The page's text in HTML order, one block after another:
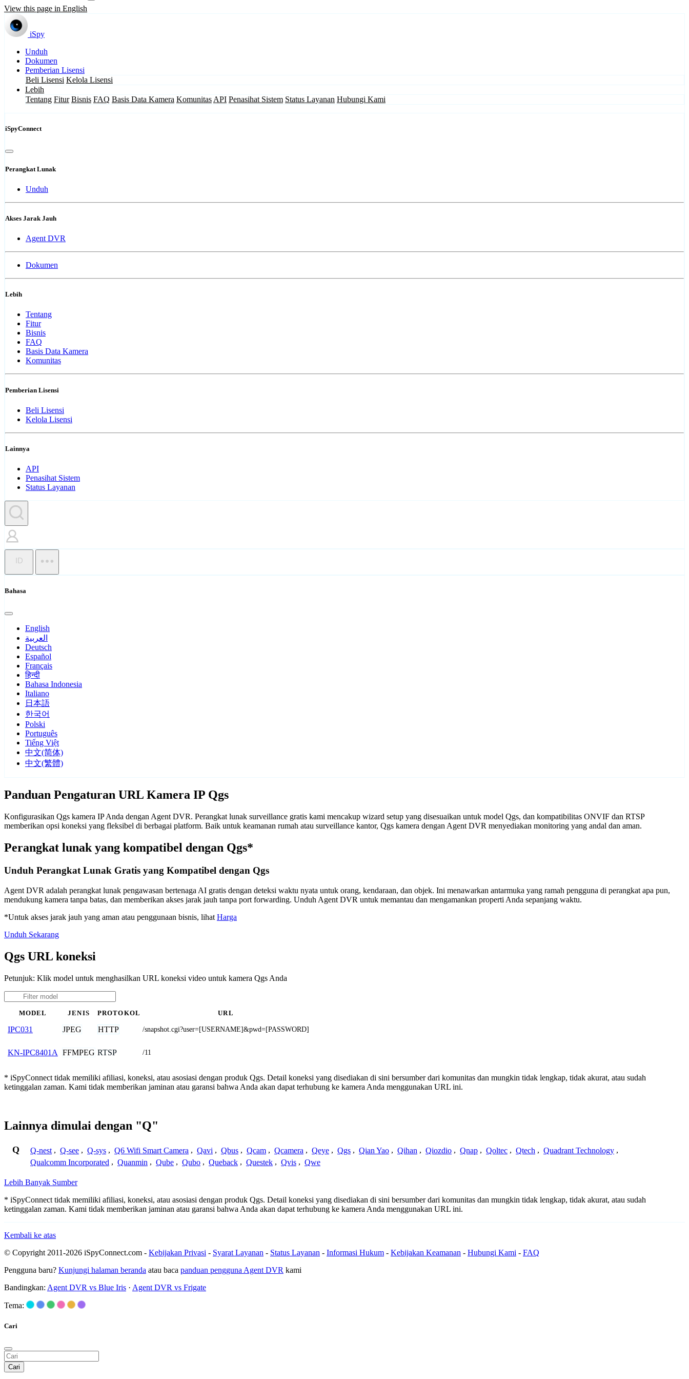
View this page in English
iSpy
Unduh
Dokumen
Pemberian Lisensi
Beli Lisensi Kelola Lisensi
Lebih
Tentang Fitur Bisnis FAQ Basis Data Kamera Komunitas API Penasihat Sistem Status Layanan Hubungi Kami
iSpyConnect
Perangkat Lunak
Unduh
Akses Jarak Jauh
Agent DVR
Dokumen
Lebih
Tentang
Fitur
Bisnis
FAQ
Basis Data Kamera
Komunitas
Pemberian Lisensi
Beli Lisensi
Kelola Lisensi
Lainnya
API
Penasihat Sistem
Status Layanan
ID
Bahasa
English
العربية
Deutsch
Español
Français
हिन्दी
Bahasa Indonesia
Italiano
日本語
한국어
Polski
Português
Tiếng Việt
中文(简体)
中文(繁體)
Panduan Pengaturan URL Kamera IP Qgs
Konfigurasikan Qgs kamera IP Anda dengan Agent DVR. Perangkat lunak surveillance gratis kami mencakup wizard setup yang disesuaikan untuk model Qgs, dan kompatibilitas ONVIF dan RTSP
memberikan opsi koneksi yang fleksibel di berbagai platform. Baik untuk keamanan rumah atau surveillance kantor, Qgs kamera dengan Agent DVR menyediakan monitoring yang andal dan aman.
Perangkat lunak yang kompatibel dengan Qgs*
Unduh Perangkat Lunak Gratis yang Kompatibel dengan Qgs
Agent DVR adalah perangkat lunak pengawasan bertenaga AI gratis dengan deteksi waktu nyata untuk orang, kendaraan, dan objek. Ini menawarkan antarmuka yang ramah pengguna di perangkat apa pun,
mendukung kamera tanpa batas, dan memberikan akses jarak jauh tanpa port forwarding. Unduh Agent DVR untuk memantau dan mengamankan properti Anda sepanjang waktu.
*Untuk akses jarak jauh yang aman atau penggunaan bisnis, lihat Harga
Unduh Sekarang
Qgs URL koneksi
Petunjuk: Klik model untuk menghasilkan URL koneksi video untuk kamera Qgs Anda
MODEL JENIS PROTOKOL URL
IPC031 JPEG HTTP /snapshot.cgi?user=[USERNAME]&pwd=[PASSWORD]
KN-IPC8401A FFMPEG RTSP /11
* iSpyConnect tidak memiliki afiliasi, koneksi, atau asosiasi dengan produk Qgs. Detail koneksi yang disediakan di sini bersumber dari komunitas dan mungkin tidak lengkap, tidak akurat, atau sudah
ketinggalan zaman. Kami tidak memberikan jaminan atau garansi bahwa Anda akan dapat terhubung ke kamera Anda menggunakan URL ini.
Lainnya dimulai dengan "Q"
Q Q-nest , Q-see , Q-sys , Q6 Wifi Smart Camera , Qavi , Qbus , Qcam , Qcamera , Qeye , Qgs , Qian Yao , Qihan , Qiozdio , Qnap , Qoltec , Qtech , Quadrant Technology ,
Qualcomm Incorporated , Quanmin , Qube , Qubo , Queback , Questek , Qvis , Qwe
Lebih Banyak Sumber
* iSpyConnect tidak memiliki afiliasi, koneksi, atau asosiasi dengan produk Qgs. Detail koneksi yang disediakan di sini bersumber dari komunitas dan mungkin tidak lengkap, tidak akurat, atau sudah
ketinggalan zaman. Kami tidak memberikan jaminan atau garansi bahwa Anda akan dapat terhubung ke kamera Anda menggunakan URL ini.
Kembali ke atas
© Copyright 2011-2026 iSpyConnect.com - Kebijakan Privasi - Syarat Layanan - Status Layanan - Informasi Hukum - Kebijakan Keamanan - Hubungi Kami - FAQ
Pengguna baru? Kunjungi halaman beranda atau baca panduan pengguna Agent DVR kami
Bandingkan: Agent DVR vs Blue Iris · Agent DVR vs Frigate
Tema:
Cari
Cari